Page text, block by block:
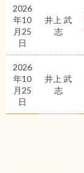
2026
年10
月25
日
井上 武
志
2026
年10
月25
日
井上 武
志